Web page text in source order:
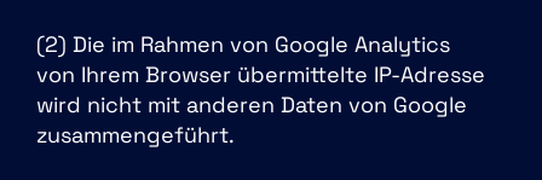
(2) Die im Rahmen von Google Analytics
von Ihrem Browser übermittelte IP-Adresse
wird nicht mit anderen Daten von Google
zusammengeführt.